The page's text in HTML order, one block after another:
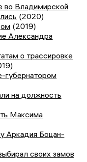
во Владимирской
(2020)
(2019)
Александра
о трассировке
губернатором
на должность
Максима
Аркадия Боцан-
своих замов